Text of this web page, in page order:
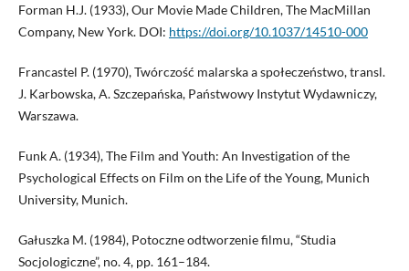
Forman H.J. (1933), Our Movie Made Children, The MacMillan
Company, New York. DOI: https://doi.org/10.1037/14510-000
Francastel P. (1970), Twórczość malarska a społeczeństwo, transl.
J. Karbowska, A. Szczepańska, Państwowy Instytut Wydawniczy,
Warszawa.
Funk A. (1934), The Film and Youth: An Investigation of the
Psychological Effects on Film on the Life of the Young, Munich
University, Munich.
Gałuszka M. (1984), Potoczne odtworzenie filmu, “Studia
Socjologiczne”, no. 4, pp. 161–184.